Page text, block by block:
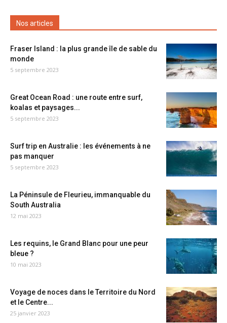
Nos articles
Fraser Island : la plus grande île de sable du
monde
5 septembre 2023
Great Ocean Road : une route entre surf,
koalas et paysages...
5 septembre 2023
Surf trip en Australie : les événements à ne
pas manquer
5 septembre 2023
La Péninsule de Fleurieu, immanquable du
South Australia
12 mai 2023
Les requins, le Grand Blanc pour une peur
bleue ?
10 mai 2023
Voyage de noces dans le Territoire du Nord
et le Centre...
25 janvier 2023